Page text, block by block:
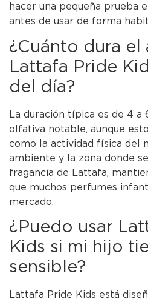
hacer una pequeña prueba
antes de usar de forma
¿Cuánto dura el
Lattafa Pride
del día?
La duración típica es de 4 a
olfativa notable, aunque
como la actividad física del
ambiente y la zona donde
fragancia de Lattafa,
que muchos perfumes
mercado.
¿Puedo usar
Kids si mi hijo
sensible?
Lattafa Pride Kids está